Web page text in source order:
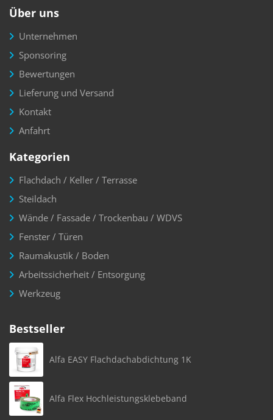
Über uns
Unternehmen
Sponsoring
Bewertungen
Lieferung und Versand
Kontakt
Anfahrt
Kategorien
Flachdach / Keller / Terrasse
Steildach
Wände / Fassade / Trockenbau / WDVS
Fenster / Türen
Raumakustik / Boden
Arbeitssicherheit / Entsorgung
Werkzeug
Bestseller
Alfa EASY Flachdachabdichtung 1K
Alfa Flex Hochleistungsklebeband